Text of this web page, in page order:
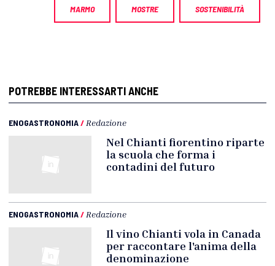
MARMO MOSTRE SOSTENIBILITÀ
POTREBBE INTERESSARTI ANCHE
ENOGASTRONOMIA/Redazione
Nel Chianti fiorentino riparte
la scuola che forma i
contadini del futuro
ENOGASTRONOMIA/Redazione
Il vino Chianti vola in Canada
per raccontare l'anima della
denominazione